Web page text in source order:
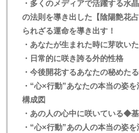
・多くのメディアで活躍する水
の法則を導き出した【陰陽艶花
られざる運命を導き出す！
・あなたが生まれた時に芽吹い
・日常的に咲き誇る外的性格
・今後開花するあなたの秘めた
・“心×行動”あなたの本当の姿
構成図
・あの人の心中に咲いている◆
・“心×行動”あの人の本当の姿